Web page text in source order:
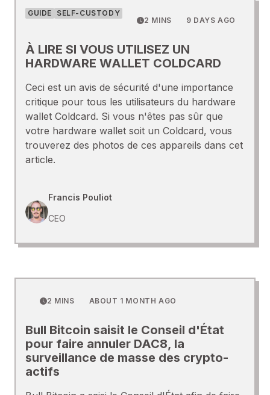
GUIDE
SELF-CUSTODY
2 MINS
9 DAYS AGO
À LIRE SI VOUS UTILISEZ UN
HARDWARE WALLET COLDCARD
Ceci est un avis de sécurité d'une importance
critique pour tous les utilisateurs du hardware
wallet Coldcard. Si vous n'êtes pas sûr que
votre hardware wallet soit un Coldcard, vous
trouverez des photos de ces appareils dans cet
article.
Francis Pouliot
CEO
2 MINS ABOUT 1 MONTH AGO
Bull Bitcoin saisit le Conseil d'État
pour faire annuler DAC8, la
surveillance de masse des crypto-
actifs